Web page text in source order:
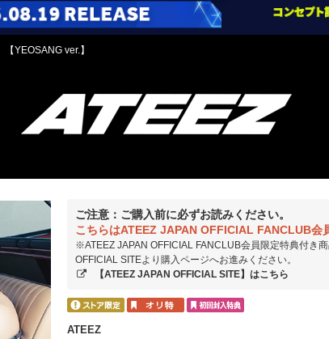
YEOSANG ver.】
ご注意：ご購入前に必ずお読みください。
こちらはATEEZ JAPAN OFFICIAL FANCLUB会
※ATEEZ JAPAN OFFICIAL FANCLUB会員限定特典付き
OFFICIAL SITEより購入ページへお進みください。
【ATEEZ JAPAN OFFICIAL SITE】はこちら
ATEEZ